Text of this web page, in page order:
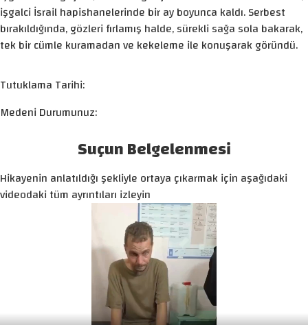
işgalci İsrail hapishanelerinde bir ay boyunca kaldı. Serbest
bırakıldığında, gözleri fırlamış halde, sürekli sağa sola bakarak,
tek bir cümle kuramadan ve kekeleme ile konuşarak göründü.
Tutuklama Tarihi:
Medeni Durumunuz:
Suçun Belgelenmesi
Hikayenin anlatıldığı şekliyle ortaya çıkarmak için aşağıdaki
videodaki tüm ayrıntıları izleyin